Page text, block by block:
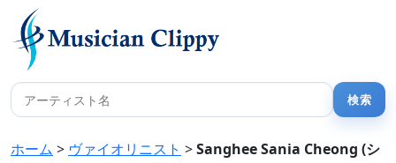
ホーム > ヴァイオリニスト >Sanghee Sania Cheong (シ